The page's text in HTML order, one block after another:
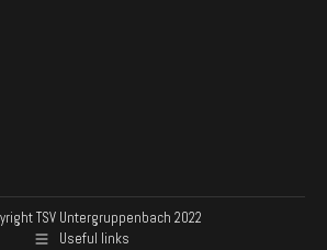
TSV Untergruppenbach 2022
Useful links